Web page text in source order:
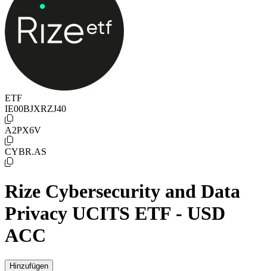
ETF
IE00BJXRZJ40
A2PX6V
CYBR.AS
Rize Cybersecurity and Data
Privacy UCITS ETF - USD
ACC
Hinzufügen